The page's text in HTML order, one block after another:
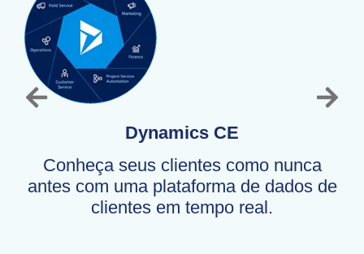
Dynamics CE
Conheça seus clientes como nunca
antes com uma plataforma de dados de
clientes em tempo real.